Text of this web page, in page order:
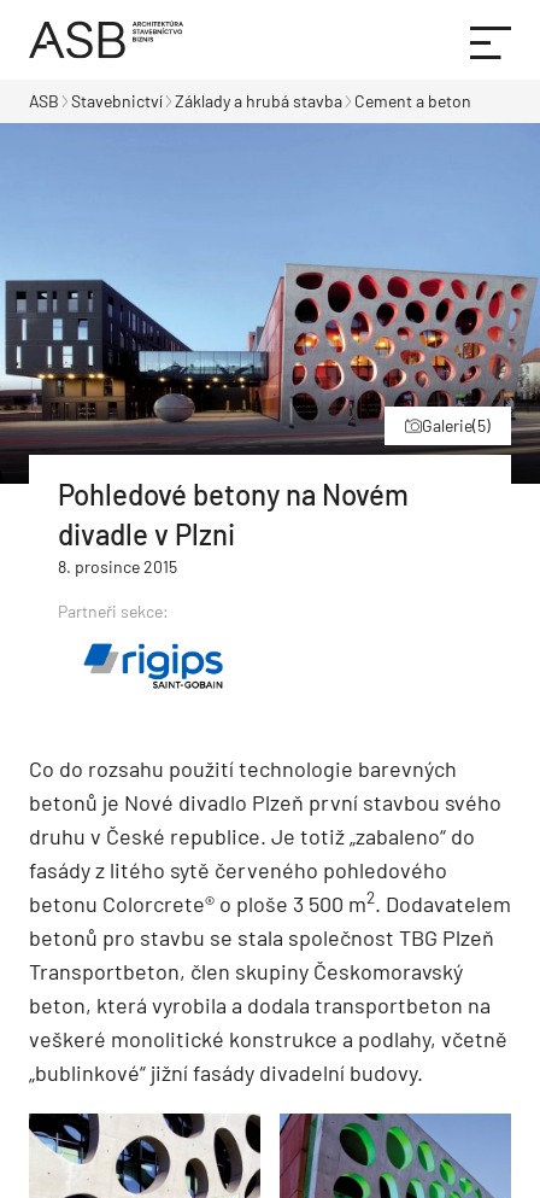
ASB Stavebnictví Základy a hrubá stavba Cement a beton
Galerie(5)
Pohledové betony na Novém
divadle v Plzni
8. prosince 2015
Partneři sekce:
Co do rozsahu použití technologie barevných
betonů je Nové divadlo Plzeň první stavbou svého
druhu v České republice. Je totiž „zabaleno“ do
fasády z litého sytě červeného pohledového
betonu Colorcrete® o ploše 3 500 m2. Dodavatelem
betonů pro stavbu se stala společnost TBG Plzeň
Transportbeton, člen skupiny Českomoravský
beton, která vyrobila a dodala transportbeton na
veškeré monolitické konstrukce a podlahy, včetně
„bublinkové“ jižní fasády divadelní budovy.